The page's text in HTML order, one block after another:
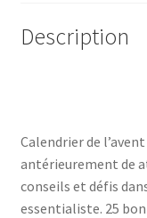
Description
Calendrier de
antérieurement de
conseils et défis
essentialiste. 25